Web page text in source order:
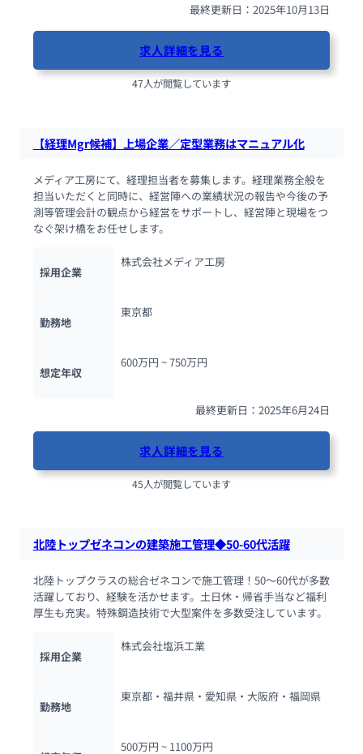
最終更新日：2025年10月13日
求人詳細を見る
47人が閲覧しています
【経理Mgr候補】上場企業／定型業務はマニュアル化
メディア工房にて、経理担当者を募集します。経理業務全般を
担当いただくと同時に、経営陣への業績状況の報告や今後の予
測等管理会計の観点から経営をサポートし、経営陣と現場をつ
なぐ架け橋をお任せします。
採用企業
株式会社メディア工房
勤務地
東京都
想定年収
600万円 ~ 750万円
最終更新日：2025年6月24日
求人詳細を見る
45人が閲覧しています
北陸トップゼネコンの建築施工管理◆50-60代活躍
北陸トップクラスの総合ゼネコンで施工管理！50～60代が多数
活躍しており、経験を活かせます。土日休・帰省手当など福利
厚生も充実。特殊鋼造技術で大型案件を多数受注しています。
採用企業
株式会社塩浜工業
勤務地
東京都・福井県・愛知県・大阪府・福岡県
500万円 ~ 1100万円